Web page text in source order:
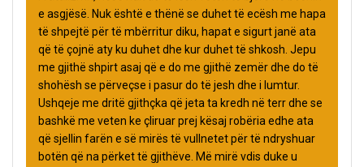
e asgjësë. Nuk është e thënë se duhet të ecësh me hapa
të shpejtë për të mbërritur diku, hapat e sigurt janë ata
që të çojnë aty ku duhet dhe kur duhet të shkosh. Jepu
me gjithë shpirt asaj që e do me gjithë zemër dhe do të
shohësh se përveçse i pasur do të jesh dhe i lumtur.
Ushqeje me dritë gjithçka që jeta ta kredh në terr dhe se
bashkë me veten ke çliruar prej kësaj robëria edhe ata
që sjellin farën e së mirës të vullnetet për të ndryshuar
botën që na përket të gjithëve. Më mirë vdis duke u